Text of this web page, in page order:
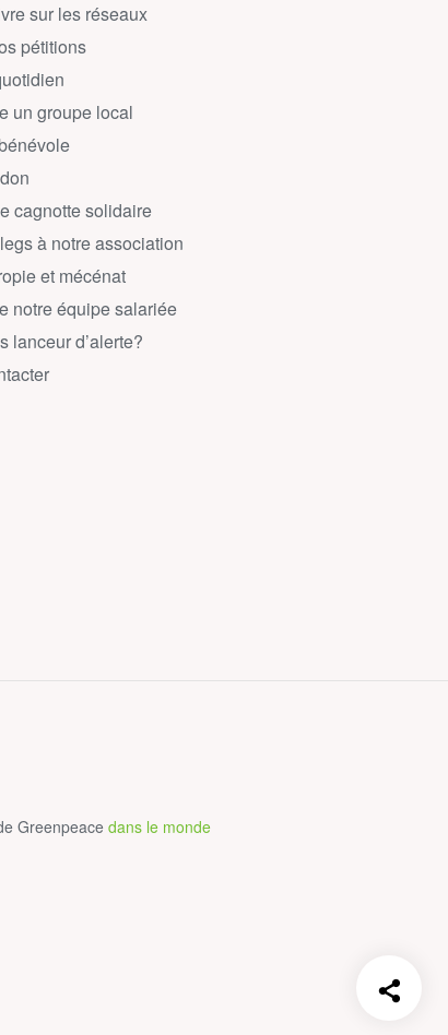
sur les réseaux
pétitions
un groupe local
cagnotte solidaire
à notre association
et mécénat
notre équipe salariée
lanceur d’alerte?
Greenpeace dans le monde